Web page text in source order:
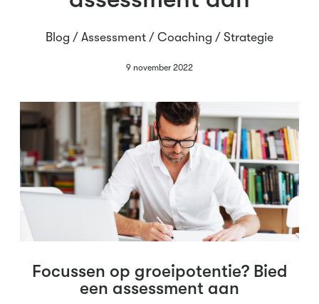
Blog / Assessment / Coaching / Strategie
9 november 2022
Focussen op groeipotentie? Bied
een assessment aan